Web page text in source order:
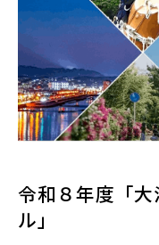
令和８年度「
ル」